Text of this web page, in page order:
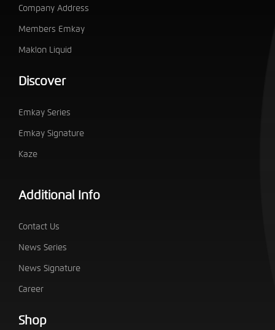
Company Address
Members Emkay
Maklon Liquid
Discover
Emkay Series
Emkay Signature
Kaze
Additional Info
Contact Us
News Series
News Signature
Career
Shop